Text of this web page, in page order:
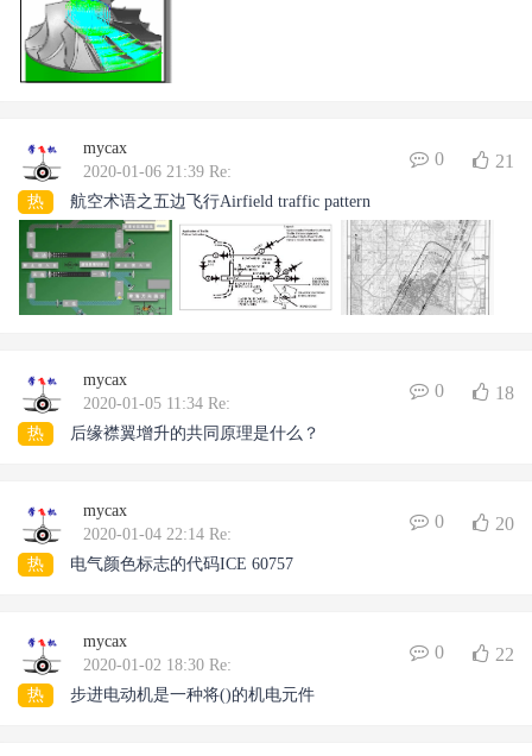
mycax
2020-01-06 21:39 Re:
0 21
热 航空术语之五边飞行Airfield traffic pattern
mycax
2020-01-05 11:34 Re:
0 18
热 后缘襟翼增升的共同原理是什么？
mycax
2020-01-04 22:14 Re:
0 20
热 电气颜色标志的代码ICE 60757
mycax
2020-01-02 18:30 Re:
0 22
热 步进电动机是一种将()的机电元件